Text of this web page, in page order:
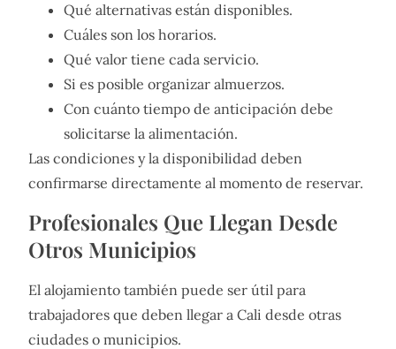
Qué alternativas están disponibles.
Cuáles son los horarios.
Qué valor tiene cada servicio.
Si es posible organizar almuerzos.
Con cuánto tiempo de anticipación debe
solicitarse la alimentación.
Las condiciones y la disponibilidad deben
confirmarse directamente al momento de reservar.
Profesionales Que Llegan Desde
Otros Municipios
El alojamiento también puede ser útil para
trabajadores que deben llegar a Cali desde otras
ciudades o municipios.